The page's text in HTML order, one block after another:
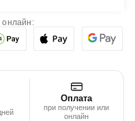
онлайн:
Оплата
при получении или
онлайн